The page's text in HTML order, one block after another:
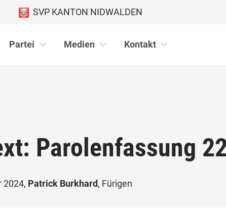
SVP KANTON NIDWALDEN
Partei Medien Kontakt
Parolenfassung
2024, Patrick Burkhard, Fürigen